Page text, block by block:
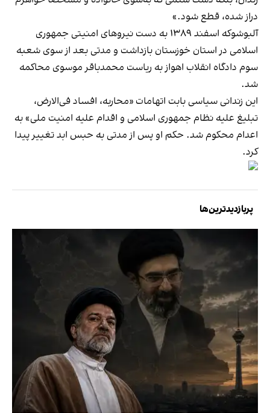
دراز شده، قطع شود.»
آلبوشوکه اسفند ۱۳۸۹ به دست نیروهای امنیتی جمهوری
اسلامی در استان خوزستان بازداشت و مدتی بعد از سوی شعبه
سوم دادگاه انقلاب اهواز به ریاست محمدباقر موسوی محاکمه
شد.
این زندانی سیاسی بابت اتهامات «محاربه، افساد فی‌الارض،
تبلیغ علیه نظام جمهوری اسلامی و اقدام علیه امنیت ملی» به
اعدام محکوم شد. حکم او پس از مدتی به حبس ابد تغییر پیدا
کرد.
پربازدیدترین‌ها